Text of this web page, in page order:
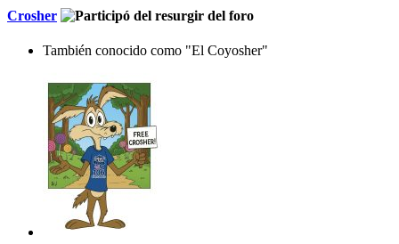
Crosher
También conocido como "El Coyosher"